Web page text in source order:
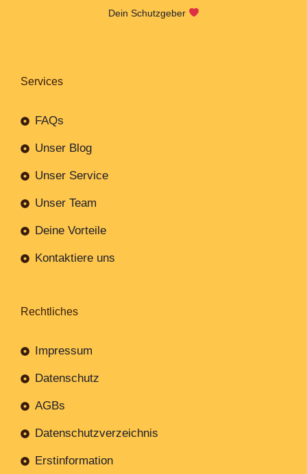
Dein Schutzgeber
Services
FAQs
Unser Blog
Unser Service
Unser Team
Deine Vorteile
Kontaktiere uns
Rechtliches
Impressum
Datenschutz
AGBs
Datenschutzverzeichnis
Erstinformation